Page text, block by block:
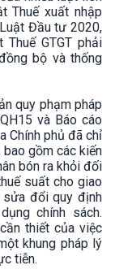
Thuế xuất nhập
Đầu tư 2020,
GTGT phải
bộ và thống
quy phạm pháp
và Báo cáo
Chính phủ đã chỉ
bao gồm các kiến
bón ra khỏi đối
suất cho giao
sửa đổi quy định
chính sách.
thiết của việc
khung pháp lý
tiễn.